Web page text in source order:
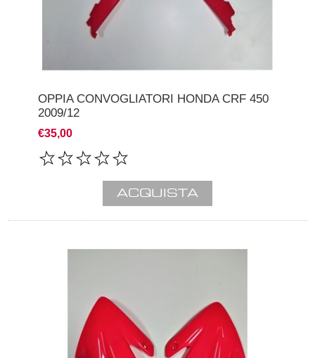
OPPIA CONVOGLIATORI HONDA CRF 450
2009/12
€35,00